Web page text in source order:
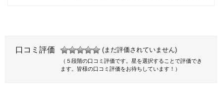
口コミ評価 (まだ評価されていません)
（５段階の口コミ評価です。星を選択することで評価でき
ます。皆様の口コミ評価をお待ちしています！）